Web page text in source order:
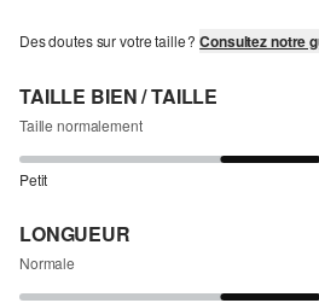
Des doutes sur votre taille ?Consultez notre
TAILLE BIEN / TAILLE
Taille normalement
Petit
LONGUEUR
Normale